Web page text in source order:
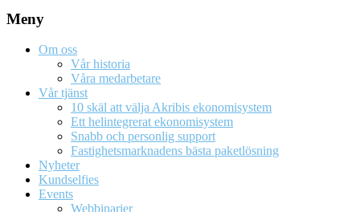
Meny
Om oss
Vår historia
Våra medarbetare
Vår tjänst
10 skäl att välja Akribis ekonomisystem
Ett helintegrerat ekonomisystem
Snabb och personlig support
Fastighetsmarknadens bästa paketlösning
Nyheter
Kundselfies
Events
Webbinarier